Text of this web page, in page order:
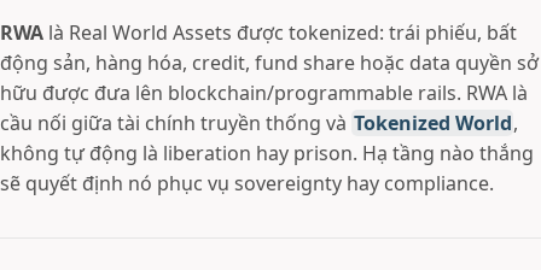
RWA là Real World Assets được tokenized: trái phiếu, bất
động sản, hàng hóa, credit, fund share hoặc data quyền sở
hữu được đưa lên blockchain/programmable rails. RWA là
cầu nối giữa tài chính truyền thống và Tokenized World,
không tự động là liberation hay prison. Hạ tầng nào thắng
sẽ quyết định nó phục vụ sovereignty hay compliance.